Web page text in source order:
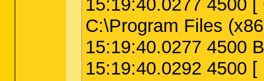
15:19:40.0277 4500
C:\Program Files
15:19:40.0277 4500
15:19:40.0292 4500